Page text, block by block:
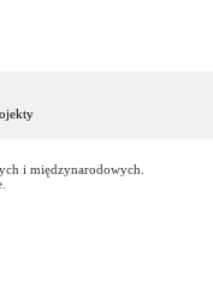
i międzynarodowych.